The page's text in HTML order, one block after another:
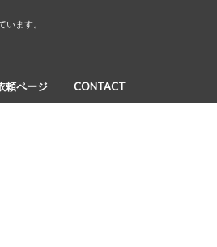
ます。
頼ページ CONTACT